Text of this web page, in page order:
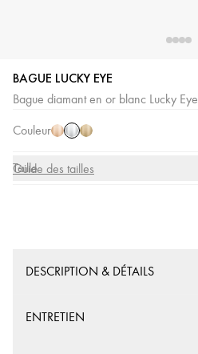
BAGUE LUCKY EYE
Bague diamant en or blanc Lucky Eye
Couleur
Or
Or
Blanc
Or
Guide des tailles
Taille
DESCRIPTION & DÉTAILS
ENTRETIEN